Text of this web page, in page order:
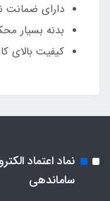
دارای ضمانت
بدنه بسیار
کیفیت بالای
نماد اعتماد
ساماندهی